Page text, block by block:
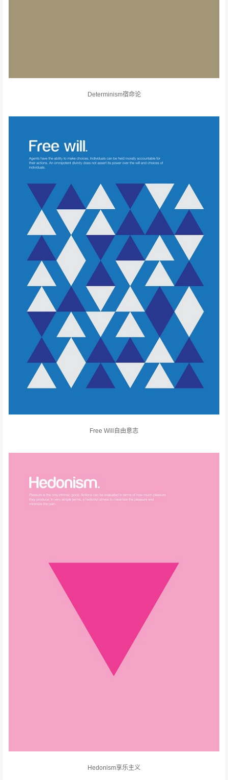
Determinism宿命论
Free Will自由意志
Hedonism享乐主义